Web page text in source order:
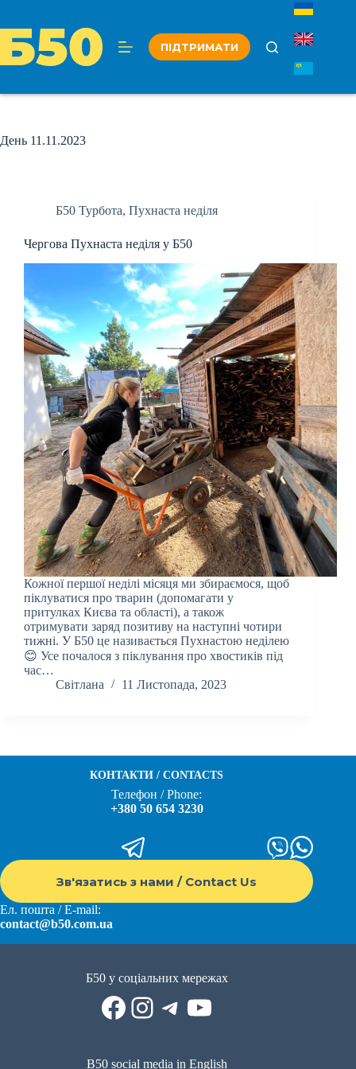
вмісту
ПІДТРИМАТИ
День 11.11.2023
Б50 Турбота, Пухнаста неділя
Чергова Пухнаста неділя у Б50
Кожної першої неділі місяця ми збираємося, щоб
піклуватися про тварин (допомагати у
притулках Києва та області), а також
отримувати заряд позитиву на наступні чотири
тижні. У Б50 це називається Пухнастою неділею
😊 Усе почалося з піклування про хвостиків під
час…
Світлана
11 Листопада, 2023
КОНТАКТИ / CONTACTS
Телефон / Phone:
+380 50 654 3230
Зв'язатись з нами / Contact Us
Ел. пошта / E-mail:
contact@b50.com.ua
Б50 у соціальних мережах
Facebook
Instagram
Telegram
YouTube
B50 social media in English